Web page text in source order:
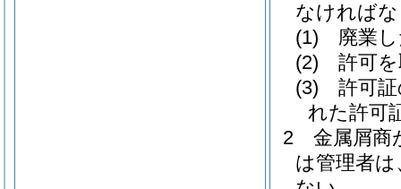
なければ
(1)
廃業
(2)
許可
(3)
許可
れた許可
2
金属屑商
は管理者は